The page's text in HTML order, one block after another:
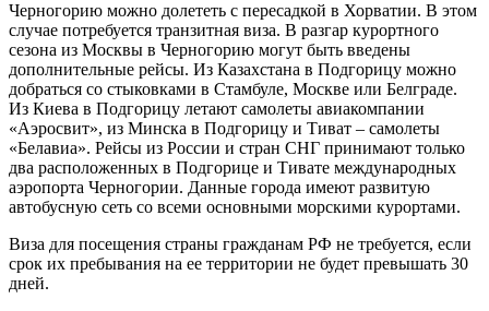
Черногорию можно долететь с пересадкой в Хорватии. В этом
случае потребуется транзитная виза. В разгар курортного
сезона из Москвы в Черногорию могут быть введены
дополнительные рейсы. Из Казахстана в Подгорицу можно
добраться со стыковками в Стамбуле, Москве или Белграде.
Из Киева в Подгорицу летают самолеты авиакомпании
«Аэросвит», из Минска в Подгорицу и Тиват – самолеты
«Белавиа». Рейсы из России и стран СНГ принимают только
два расположенных в Подгорице и Тивате международных
аэропорта Черногории. Данные города имеют развитую
автобусную сеть со всеми основными морскими курортами.
Виза для посещения страны гражданам РФ не требуется, если
срок их пребывания на ее территории не будет превышать 30
дней.